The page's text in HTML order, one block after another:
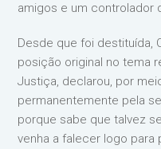
amigos e um controlador
Desde que foi destituída,
posição original no tema
Justiça, declarou, por
permanentemente pela
porque sabe que talvez
venha a falecer logo